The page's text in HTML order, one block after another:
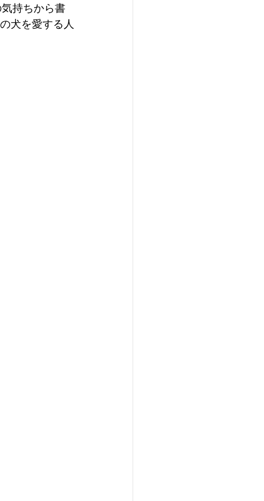
持ちから書
犬を愛する人